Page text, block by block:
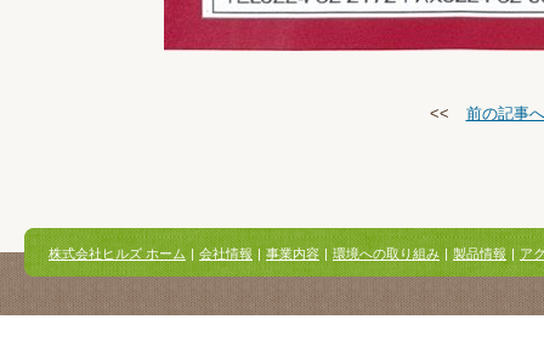
<< 前の記事へ
株式会社ヒルズ ホーム | 会社情報 | 事業内容 | 環境への取り組み | 製品情報 | ア